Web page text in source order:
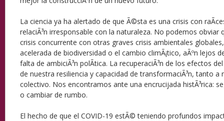
La ciencia ya ha alertado de que Ã©sta es una crisis con
relaciÃ³n irresponsable con la naturaleza. No podemos obviar
crisis concurrente con otras graves crisis ambientales
acelerada de biodiversidad o el cambio climÃ¡tico, aÃºn lejos
falta de ambiciÃ³n polÃ­tica. La recuperaciÃ³n de los efectos
de nuestra resiliencia y capacidad de transformaciÃ³n, tanto a
colectivo. Nos encontramos ante una encrucijada histÃ³rica:
o cambiar de rumbo.
El hecho de que el COVID-19 estÃ© teniendo profundos